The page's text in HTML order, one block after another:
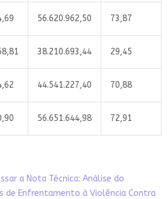
56.620.962,50 73,87
38.210.693,44 29,45
44.541.227,40 70,88
56.651.644,98 72,91
a Nota Técnica: Análise do
de Enfrentamento à Violência Contra